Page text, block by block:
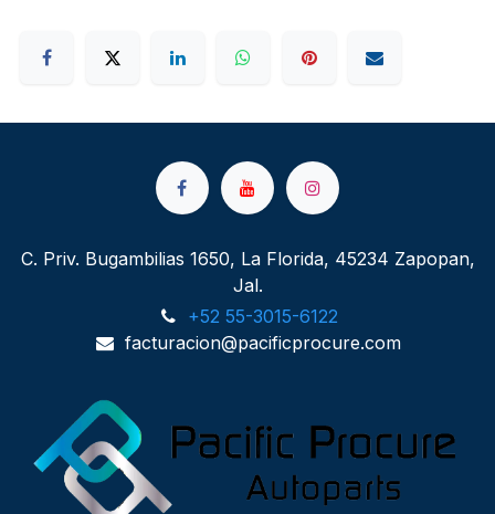
C. Priv. Bugambilias 1650, La Florida, 45234 Zapopan,
Jal.
+52 55-3015-6122
facturacion@pacificprocure.com